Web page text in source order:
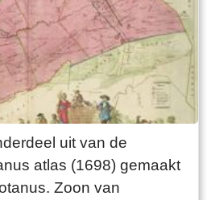
uit van de
atlas (1698) gemaakt
Zoon van